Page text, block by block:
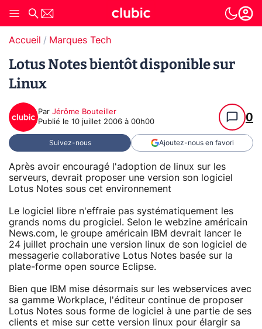
Accueil Marques Tech
Lotus Notes bientôt disponible sur
Linux
Par Jérôme Bouteiller
Publié le 10 juillet 2006 à 00h00 0
Suivez-nous Ajoutez-nous en favori
Après avoir encouragé l'adoption de linux sur les
serveurs, devrait proposer une version son logiciel
Lotus Notes sous cet environnement
Le logiciel libre n'effraie pas systématiquement les
grands noms du progiciel. Selon le webzine américain
News.com, le groupe américain IBM devrait lancer le
24 juillet prochain une version linux de son logiciel de
messagerie collaborative Lotus Notes basée sur la
plate-forme open source Eclipse.
Bien que IBM mise désormais sur les webservices avec
sa gamme Workplace, l'éditeur continue de proposer
Lotus Notes sous forme de logiciel à une partie de ses
clients et mise sur cette version linux pour élargir sa